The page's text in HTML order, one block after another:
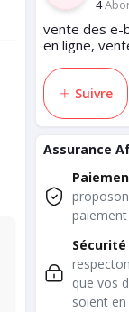
4
vente des e-
en ligne,
de gari de
miel etc.Suivre
Assurance
que vos
soient